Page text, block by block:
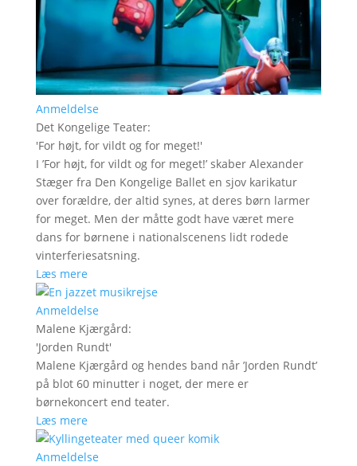
Anmeldelse
Det Kongelige Teater:
'For højt, for vildt og for meget!'
I ’For højt, for vildt og for meget!’ skaber Alexander
Stæger fra Den Kongelige Ballet en sjov karikatur
over forældre, der altid synes, at deres børn larmer
for meget. Men der måtte godt have været mere
dans for børnene i nationalscenens lidt rodede
vinterferiesatsning.
Læs mere
Anmeldelse
Malene Kjærgård:
'Jorden Rundt'
Malene Kjærgård og hendes band når ’Jorden Rundt’
på blot 60 minutter i noget, der mere er
børnekoncert end teater.
Læs mere
Anmeldelse